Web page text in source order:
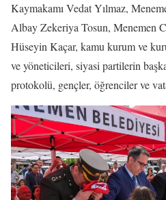
Kaymakamı Vedat Yılmaz,
Albay Zekeriya Tosun, Menemen
Hüseyin Kaçar, kamu kurum ve
ve yöneticileri, siyasi partilerin
protokolü, gençler, öğrenciler ve